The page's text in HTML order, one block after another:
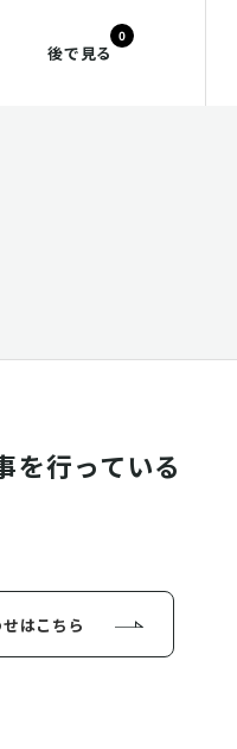
後で見る
0
を行っている
はこちら